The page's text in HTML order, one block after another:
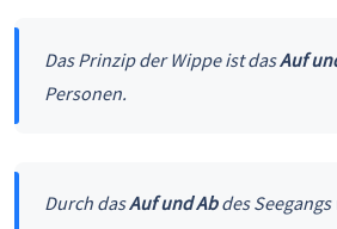
Das Prinzip der Wippe ist dasAuf
Personen.
Durch dasAuf und Abdes